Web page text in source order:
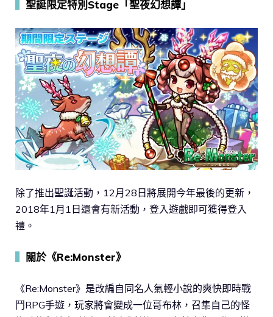
聖誕限定特別Stage「聖夜幻想譚」
除了推出聖誕活動，12月28日將展開今年最後的更新，
2018年1月1日還會有新活動，登入遊戲即可獲得登入
禮。
關於《Re:Monster》
《Re:Monster》是改編自同名人氣輕小說的爽快即時戰
鬥RPG手遊，玩家將會變成一位哥布林，召集自己的怪